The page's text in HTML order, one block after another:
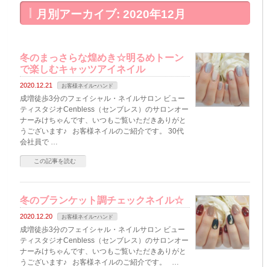
月別アーカイブ: 2020年12月
冬のまっさらな煌めき☆明るめトーン
で楽しむキャッツアイネイル
2020.12.21 お客様ネイルｰハンド
成増徒歩3分のフェイシャル・ネイルサロン ビュー
ティスタジオCenbless（センブレス）のサロンオー
ナーみけちゃんです、いつもご覧いただきありがと
うございます♪ お客様ネイルのご紹介です。 30代
会社員で …
この記事を読む
冬のブランケット調チェックネイル☆
2020.12.20 お客様ネイルｰハンド
成増徒歩3分のフェイシャル・ネイルサロン ビュー
ティスタジオCenbless（センブレス）のサロンオー
ナーみけちゃんです、いつもご覧いただきありがと
うございます♪ お客様ネイルのご紹介です。 …